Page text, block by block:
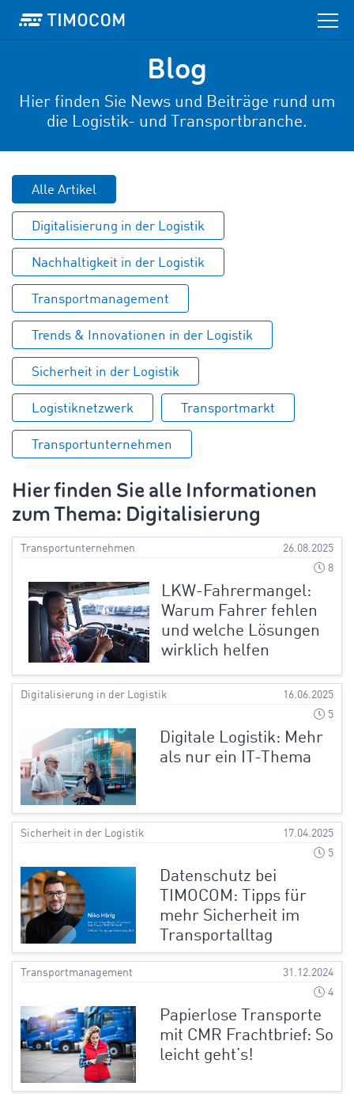
Blog
Hier finden Sie News und Beiträge rund um
die Logistik- und Transportbranche.
Alle Artikel
Digitalisierung in der Logistik
Nachhaltigkeit in der Logistik
Transportmanagement
Trends & Innovationen in der Logistik
Sicherheit in der Logistik
Logistiknetzwerk Transportmarkt
Transportunternehmen
Hier finden Sie alle Informationen
zum Thema: Digitalisierung
Transportunternehmen
26.08.2025
8
LKW-Fahrermangel:
Warum Fahrer fehlen
und welche Lösungen
wirklich helfen
Digitalisierung in der Logistik
16.06.2025
5
Digitale Logistik: Mehr
als nur ein IT-Thema
Sicherheit in der Logistik
17.04.2025
5
Datenschutz bei
TIMOCOM: Tipps für
mehr Sicherheit im
Transportalltag
Transportmanagement
31.12.2024
4
Papierlose Transporte
mit CMR Frachtbrief: So
leicht geht’s!